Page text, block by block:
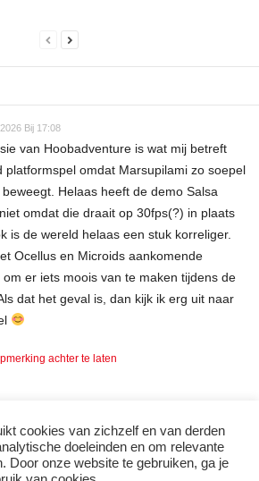
Bij 17:08
van Hoobadventure is wat mij betreft
platformspel omdat Marsupilami zo soepel
Helaas heeft de demo Salsa
omdat die draait op 30fps(?) in plaats
is de wereld helaas een stuk korreliger.
Ocellus en Microids aankomende
er iets moois van te maken tijdens de
dat het geval is, dan kijk ik erg uit naar
achter te laten
achter te laten
cookies van zichzelf en van derden
doeleinden en om relevante
Door onze website te gebruiken, ga je